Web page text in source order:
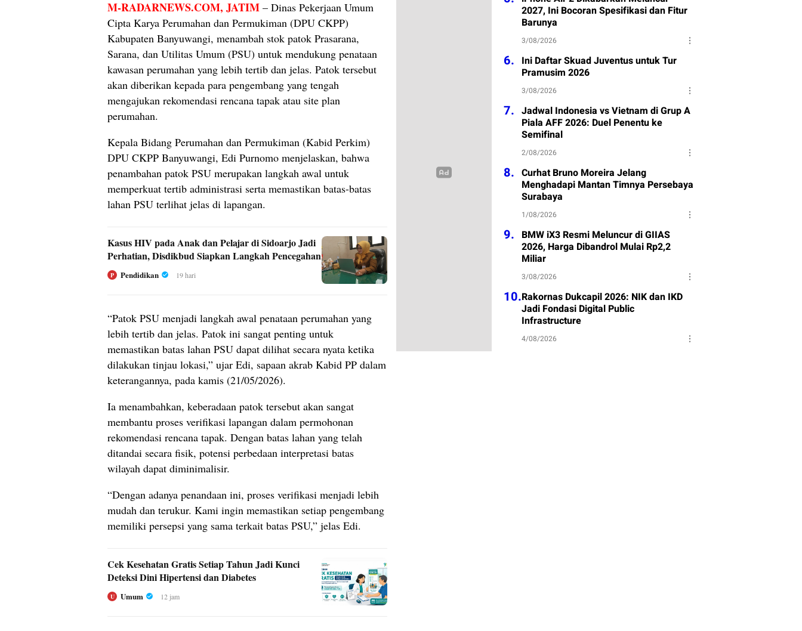
M-RADARNEWS.COM, JATIM – Dinas Pekerjaan Umum
Cipta Karya Perumahan dan Permukiman (DPU CKPP)
Kabupaten Banyuwangi, menambah stok patok Prasarana,
Sarana, dan Utilitas Umum (PSU) untuk mendukung penataan
kawasan perumahan yang lebih tertib dan jelas. Patok tersebut
akan diberikan kepada para pengembang yang tengah
mengajukan rekomendasi rencana tapak atau site plan
perumahan.
Kepala Bidang Perumahan dan Permukiman (Kabid Perkim)
DPU CKPP Banyuwangi, Edi Purnomo menjelaskan, bahwa
penambahan patok PSU merupakan langkah awal untuk
memperkuat tertib administrasi serta memastikan batas-batas
lahan PSU terlihat jelas di lapangan.
Kasus HIV pada Anak dan Pelajar di Sidoarjo Jadi
Perhatian, Disdikbud Siapkan Langkah Pencegahan
P Pendidikan 19 hari
“Patok PSU menjadi langkah awal penataan perumahan yang
lebih tertib dan jelas. Patok ini sangat penting untuk
memastikan batas lahan PSU dapat dilihat secara nyata ketika
dilakukan tinjau lokasi,” ujar Edi, sapaan akrab Kabid PP dalam
keterangannya, pada kamis (21/05/2026).
Ia menambahkan, keberadaan patok tersebut akan sangat
membantu proses verifikasi lapangan dalam permohonan
rekomendasi rencana tapak. Dengan batas lahan yang telah
ditandai secara fisik, potensi perbedaan interpretasi batas
wilayah dapat diminimalisir.
“Dengan adanya penandaan ini, proses verifikasi menjadi lebih
mudah dan terukur. Kami ingin memastikan setiap pengembang
memiliki persepsi yang sama terkait batas PSU,” jelas Edi.
Cek Kesehatan Gratis Setiap Tahun Jadi Kunci
Deteksi Dini Hipertensi dan Diabetes
U Umum 12 jam
2027, Ini Bocoran Spesifikasi dan Fitur
Barunya
3/08/2026
6. Ini Daftar Skuad Juventus untuk Tur
Pramusim 2026
3/08/2026
7. Jadwal Indonesia vs Vietnam di Grup A
Piala AFF 2026: Duel Penentu ke
Semifinal
2/08/2026
8. Curhat Bruno Moreira Jelang
Menghadapi Mantan Timnya Persebaya
Surabaya
1/08/2026
9. BMW iX3 Resmi Meluncur di GIIAS
2026, Harga Dibandrol Mulai Rp2,2
Miliar
3/08/2026
10.Rakornas Dukcapil 2026: NIK dan IKD
Jadi Fondasi Digital Public
Infrastructure
4/08/2026